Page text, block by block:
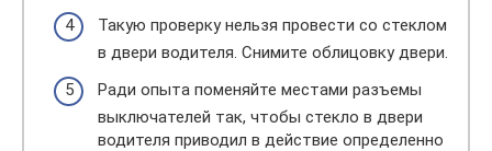
Такую проверку нельзя провести со стеклом
в двери водителя. Снимите облицовку двери.
Ради опыта поменяйте местами разъемы
выключателей так, чтобы стекло в двери
водителя приводил в действие определенно